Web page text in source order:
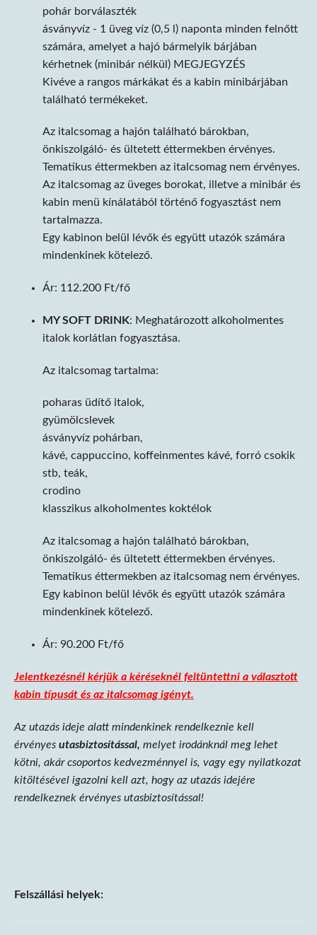
pohár borválaszték
ásványvíz - 1 üveg víz (0,5 l) naponta minden felnőtt
számára, amelyet a hajó bármelyik bárjában
kérhetnek (minibár nélkül) MEGJEGYZÉS
Kivéve a rangos márkákat és a kabin minibárjában
található termékeket.
Az italcsomag a hajón található bárokban,
önkiszolgáló- és ültetett éttermekben érvényes.
Tematikus éttermekben az italcsomag nem érvényes.
Az italcsomag az üveges borokat, illetve a minibár és
kabin menü kínálatából történő fogyasztást nem
tartalmazza.
Egy kabinon belül lévők és együtt utazók számára
mindenkinek kötelező.
Ár: 112.200 Ft/fő
MY SOFT DRINK: Meghatározott alkoholmentes
italok korlátlan fogyasztása.
Az italcsomag tartalma:
poharas üdítő italok,
gyümölcslevek
ásványvíz pohárban,
kávé, cappuccino, koffeinmentes kávé, forró csokik
stb, teák,
crodino
klasszikus alkoholmentes koktélok
Az italcsomag a hajón található bárokban,
önkiszolgáló- és ültetett éttermekben érvényes.
Tematikus éttermekben az italcsomag nem érvényes.
Egy kabinon belül lévők és együtt utazók számára
mindenkinek kötelező.
Ár: 90.200 Ft/fő
Jelentkezésnél kérjük a kéréseknél feltüntettni a választott
kabin típusát és az italcsomag igényt.
Az utazás ideje alatt mindenkinek rendelkeznie kell
érvényes utasbiztosítással, melyet irodánknál meg lehet
kötni, akár csoportos kedvezménnyel is, vagy egy nyilatkozat
kitöltésével igazolni kell azt, hogy az utazás idejére
rendelkeznek érvényes utasbiztosítással!
Felszállási helyek: